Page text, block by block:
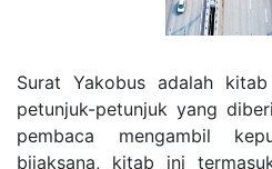
Surat Yakobus adalah
petunjuk-petunjuk yang
pembaca mengambil
bijaksana, kitab ini